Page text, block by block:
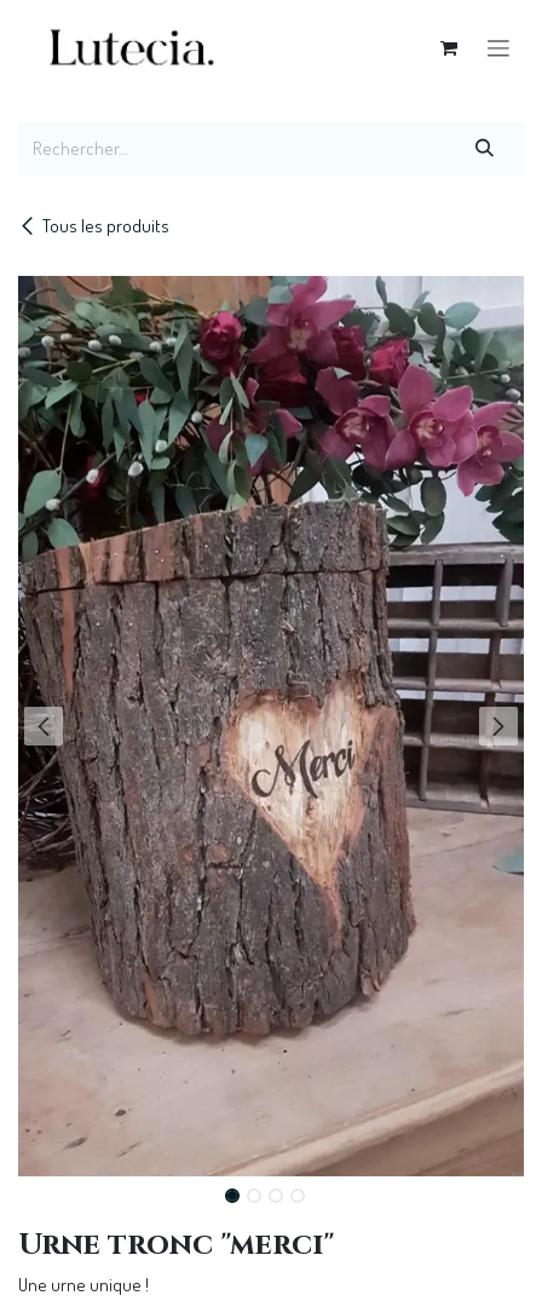
Tous les produits
Urne tronc "merci"
Une urne unique !